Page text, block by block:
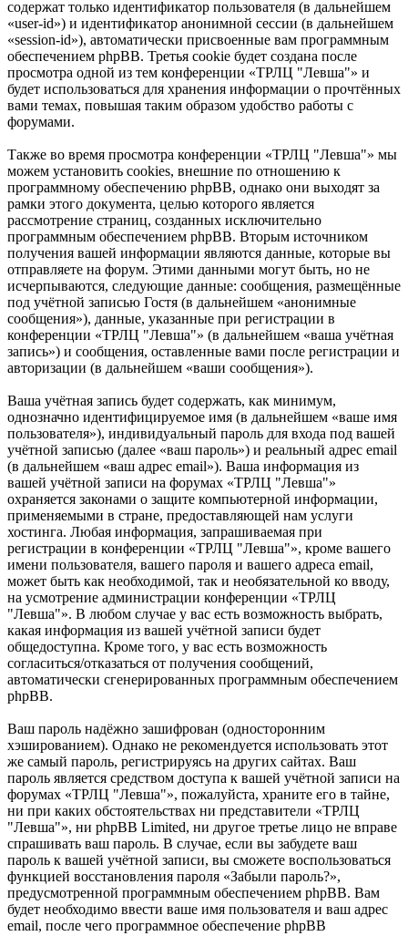
содержат только идентификатор пользователя (в дальнейшем
«user-id») и идентификатор анонимной сессии (в дальнейшем
«session-id»), автоматически присвоенные вам программным
обеспечением phpBB. Третья cookie будет создана после
просмотра одной из тем конференции «ТРЛЦ "Левша"» и
будет использоваться для хранения информации о прочтённых
вами темах, повышая таким образом удобство работы с
форумами.
Также во время просмотра конференции «ТРЛЦ "Левша"» мы
можем установить cookies, внешние по отношению к
программному обеспечению phpBB, однако они выходят за
рамки этого документа, целью которого является
рассмотрение страниц, созданных исключительно
программным обеспечением phpBB. Вторым источником
получения вашей информации являются данные, которые вы
отправляете на форум. Этими данными могут быть, но не
исчерпываются, следующие данные: сообщения, размещённые
под учётной записью Гостя (в дальнейшем «анонимные
сообщения»), данные, указанные при регистрации в
конференции «ТРЛЦ "Левша"» (в дальнейшем «ваша учётная
запись») и сообщения, оставленные вами после регистрации и
авторизации (в дальнейшем «ваши сообщения»).
Ваша учётная запись будет содержать, как минимум,
однозначно идентифицируемое имя (в дальнейшем «ваше имя
пользователя»), индивидуальный пароль для входа под вашей
учётной записью (далее «ваш пароль») и реальный адрес email
(в дальнейшем «ваш адрес email»). Ваша информация из
вашей учётной записи на форумах «ТРЛЦ "Левша"»
охраняется законами о защите компьютерной информации,
применяемыми в стране, предоставляющей нам услуги
хостинга. Любая информация, запрашиваемая при
регистрации в конференции «ТРЛЦ "Левша"», кроме вашего
имени пользователя, вашего пароля и вашего адреса email,
может быть как необходимой, так и необязательной ко вводу,
на усмотрение администрации конференции «ТРЛЦ
"Левша"». В любом случае у вас есть возможность выбрать,
какая информация из вашей учётной записи будет
общедоступна. Кроме того, у вас есть возможность
согласиться/отказаться от получения сообщений,
автоматически сгенерированных программным обеспечением
phpBB.
Ваш пароль надёжно зашифрован (односторонним
хэшированием). Однако не рекомендуется использовать этот
же самый пароль, регистрируясь на других сайтах. Ваш
пароль является средством доступа к вашей учётной записи на
форумах «ТРЛЦ "Левша"», пожалуйста, храните его в тайне,
ни при каких обстоятельствах ни представители «ТРЛЦ
"Левша"», ни phpBB Limited, ни другое третье лицо не вправе
спрашивать ваш пароль. В случае, если вы забудете ваш
пароль к вашей учётной записи, вы сможете воспользоваться
функцией восстановления пароля «Забыли пароль?»,
предусмотренной программным обеспечением phpBB. Вам
будет необходимо ввести ваше имя пользователя и ваш адрес
email, после чего программное обеспечение phpBB